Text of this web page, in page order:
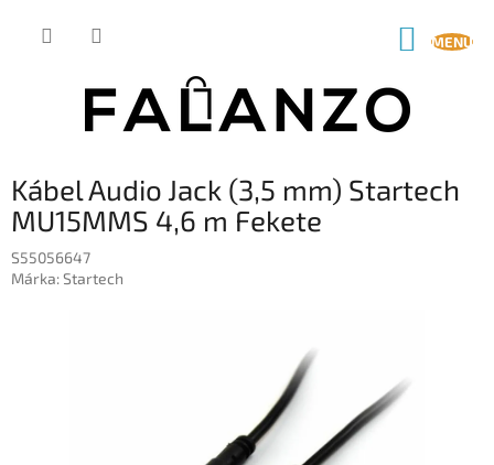
KOSÁR
Kábel Audio Jack (3,5 mm) Startech
MU15MMS 4,6 m Fekete
S55056647
Márka:Startech